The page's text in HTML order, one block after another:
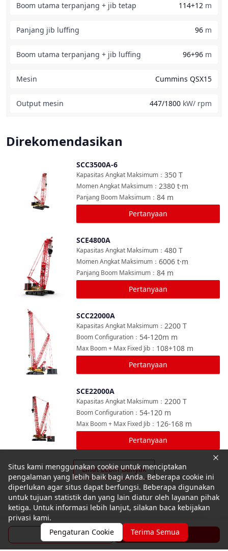
Boom utama terpanjang + jib tetap 114+12 m
Panjang jib luffing 96 m
Boom utama terpanjang + jib luffing 96+96 m
Mesin Cummins QSX15
Output mesin 447/1800 kW/ rpm
Direkomendasikan
SCC3500A-6
350 T
Kapasitas Angkat Maksimum ：
2380 t·m
Momen Angkat Maksimum ：
84 m
Panjang Boom Maksimum ：
Pertanyaan
Bandingkan
SCE4800A
480 T
Kapasitas Angkat Maksimum ：
6006 t·m
Momen Angkat Maksimum ：
84 m
Panjang Boom Maksimum ：
Pertanyaan
Bandingkan
SCC22000A
2200 T
Kapasitas Angkat Maksimum ：
54-120m m
Boom Configuration ：
108+108 m
Max Boom + Max Fixed Jib ：
Pertanyaan
Bandingkan
SCE22000A
2200 T
Kapasitas Angkat Maksimum ：
54-120 m
Boom Configuration ：
126-168 m
Max Boom + Max Fixed Jib ：
Pertanyaan
Lihat Lebih Banyak
Brosur Pertanyaan
Situs kami menggunakan cookie untuk menciptakan
pengalaman yang lebih baik bagi Anda. Beberapa cookie ini
diperlukan agar situs dapat berfungsi. Beberapa digunakan
untuk tujuan statistik dan yang lain diatur oleh layanan pihak
ketiga. Untuk informasi lebih lanjut, silakan baca kebijakan
privasi kami.
Pengaturan Cookie
Terima Semua